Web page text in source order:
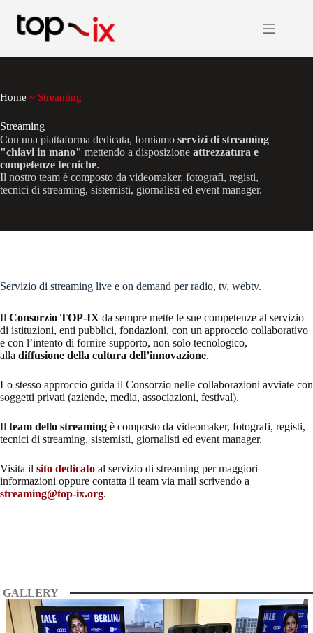
contenuto
Home ~ Streaming
Streaming
Con una piattaforma dedicata, forniamo servizi di streaming
"chiavi in mano" mettendo a disposizione attrezzatura e
competenze tecniche.
Il nostro team è composto da videomaker, fotografi, registi,
tecnici di streaming, sistemisti, giornalisti ed event manager.
Servizio di streaming live e on demand per radio, tv, webtv.
Il Consorzio TOP-IX da sempre mette le sue competenze al servizio
di istituzioni, enti pubblici, fondazioni, con un approccio collaborativo
e con l’intento di fornire supporto, non solo tecnologico,
alla diffusione della cultura dell’innovazione.
Lo stesso approccio guida il Consorzio nelle collaborazioni avviate con
soggetti privati (aziende, media, associazioni, festival).
Il team dello streaming è composto da videomaker, fotografi, registi,
tecnici di streaming, sistemisti, giornalisti ed event manager.
Visita il sito dedicato al servizio di streaming per maggiori
informazioni oppure contatta il team via mail scrivendo a
streaming@top-ix.org.
GALLERY